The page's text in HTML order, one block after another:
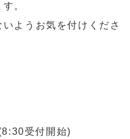
。
ようお気を付けくださ
受付開始)